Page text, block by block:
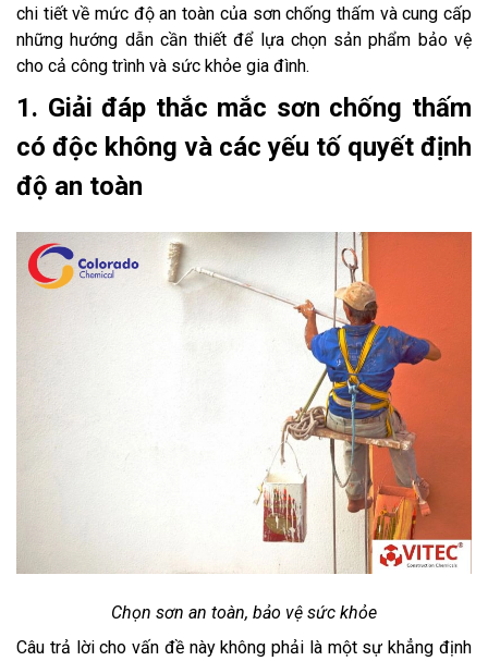
chi tiết về mức độ an toàn của sơn chống thấm và cung cấp
những hướng dẫn cần thiết để lựa chọn sản phẩm bảo vệ
cho cả công trình và sức khỏe gia đình.
1. Giải đáp thắc mắc sơn chống thấm
có độc không và các yếu tố quyết định
độ an toàn
Chọn sơn an toàn, bảo vệ sức khỏe
Câu trả lời cho vấn đề này không phải là một sự khẳng định